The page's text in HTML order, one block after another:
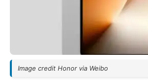
Image credit Honor via Weibo